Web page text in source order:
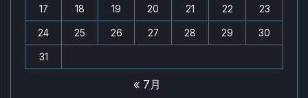
17 18 19 20 21 22 23
24 25 26 27 28 29 30
31
« 7月